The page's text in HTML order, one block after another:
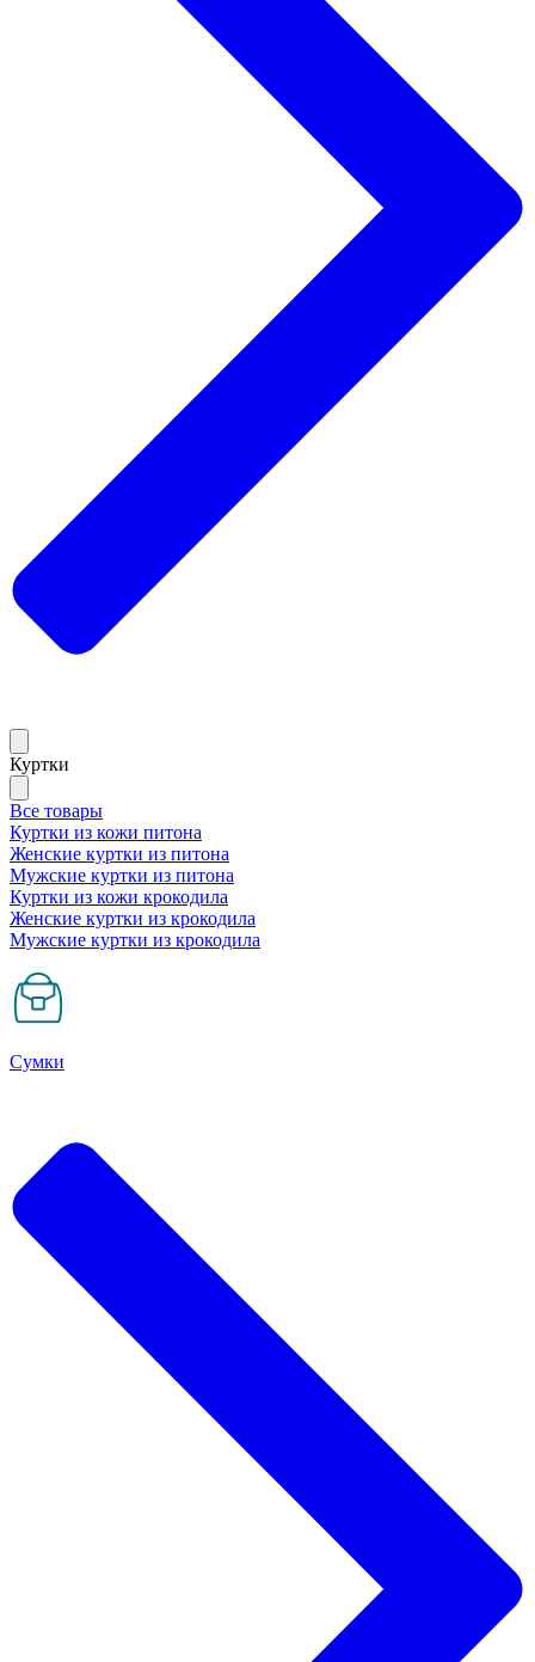
Куртки
Все товары
Куртки из кожи питона
Женские куртки из питона
Мужские куртки из питона
Куртки из кожи крокодила
Женские куртки из крокодила
Мужские куртки из крокодила
Сумки